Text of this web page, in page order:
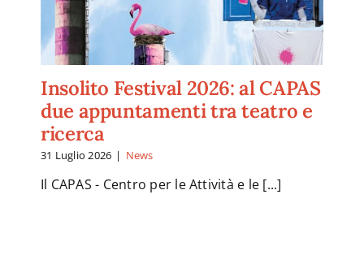
Insolito Festival 2026: al CAPAS
due appuntamenti tra teatro e
ricerca
31 Luglio 2026 | News
Il CAPAS - Centro per le Attività e le [...]